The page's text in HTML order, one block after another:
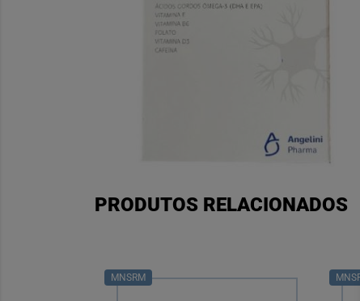
PRODUTOS RELACIONADOS
MNSRM